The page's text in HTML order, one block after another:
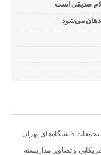
صدیقی است
می‌شود
دانشگاه‌های تهران
و تصاویر مداربسته